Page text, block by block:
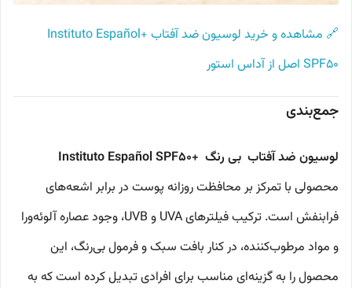
🔗 مشاهده و خرید لوسیون ضد آفتاب +Instituto Español
SPF50 اصل از آداس استور
جمع‌بندی
لوسیون ضد آفتاب بی رنگ +Instituto Español SPF50
محصولی با تمرکز بر محافظت روزانه پوست در برابر اشعه‌های
فرابنفش است. ترکیب فیلترهای UVA و UVB، وجود عصاره آلوئه‌ورا
و مواد مرطوب‌کننده، در کنار بافت سبک و فرمول بی‌رنگ، این
محصول را به گزینه‌ای مناسب برای افرادی تبدیل کرده است که به